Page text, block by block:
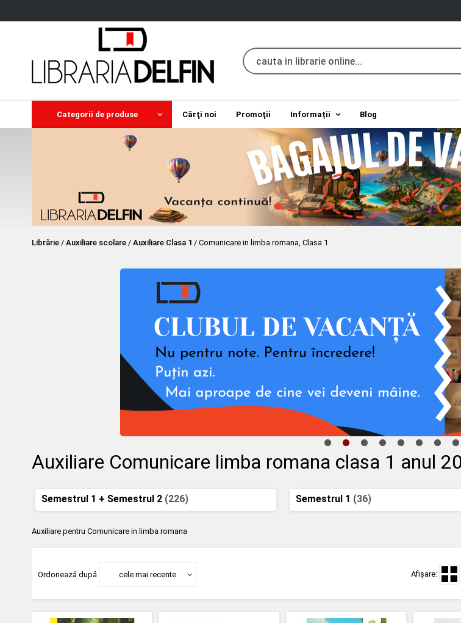
Categorii de produse Cărţi noi Promoţii Informații Blog
Librărie / Auxiliare scolare / Auxiliare Clasa 1 / Comunicare in limba romana, Clasa 1
Auxiliare Comunicare limba romana clasa 1 anul
Semestrul 1 + Semestrul 2 (226) Semestrul 1 (36)
Auxiliare pentru Comunicare in limba romana
Ordonează după cele mai recente Afișare: